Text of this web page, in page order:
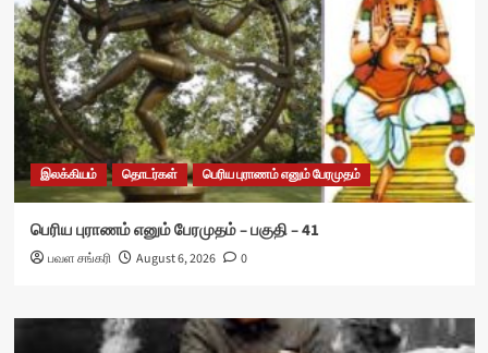
இலக்கியம் தொடர்கள் பெரிய புராணம் எனும் பேரமுதம்
பெரிய புராணம் எனும் பேரமுதம் – பகுதி – 41
பவள சங்கரி August 6, 2026 0